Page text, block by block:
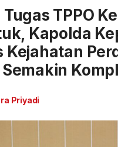
TPPO
Kapolda
Kejahatan
Priyadi